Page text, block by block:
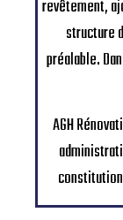
revêtement,
structure
préalable.
AGH